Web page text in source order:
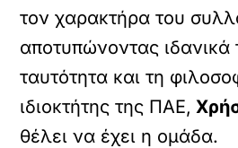
τον χαρακτήρα του
αποτυπώνοντας ιδανικά
ταυτότητα και τη
ιδιοκτήτης της ΠΑΕ,
θέλει να έχει η ομάδα.